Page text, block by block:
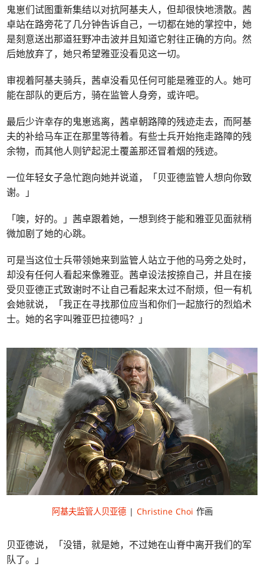
鬼崽们试图重新集结以对抗阿基夫人，但却很快地溃散。茜
卓站在路旁花了几分钟告诉自己，一切都在她的掌控中，她
是刻意送出那道狂野冲击波并且知道它射往正确的方向。然
后她放弃了，她只希望雅亚没看见这一切。
审视着阿基夫骑兵，茜卓没看见任何可能是雅亚的人。她可
能在部队的更后方，骑在监管人身旁，或许吧。
最后少许幸存的鬼崽逃离，茜卓朝路障的残迹走去，而阿基
夫的补给马车正在那里等待着。有些士兵开始拖走路障的残
余物，而其他人则铲起泥土覆盖那还冒着烟的残迹。
一位年轻女子急忙跑向她并说道，「贝亚德监管人想向你致
谢。」
「噢，好的。」茜卓跟着她，一想到终于能和雅亚见面就稍
微加剧了她的心跳。
可是当这位士兵带领她来到监管人站立于他的马旁之处时，
却没有任何人看起来像雅亚。茜卓设法按捺自己，并且在接
受贝亚德正式致谢时不让自己看起来太过不耐烦，但一有机
会她就说，「我正在寻找那位应当和你们一起旅行的烈焰术
士。她的名字叫雅亚巴拉德吗？」
阿基夫监管人贝亚德| Christine Choi 作画
贝亚德说，「没错，就是她，不过她在山脊中离开我们的军
队了。」